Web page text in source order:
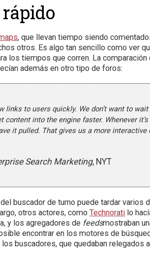
, que llevan tiempo siendo
otros. Es algo tan sencillo como ver
los tiempos que corren. La comparación
además en otro tipo de foros:
links to users quickly. We don’t want to
into the engine faster. Whenever
it pulled. That gives us a more interactive
Search Marketing, NYT
buscador de turno puede tardar varios
otros actores, comoTechnorati lo
y los agregadores de feedsmostraban
encontrar en los motores de
buscadores, que quedaban relegados